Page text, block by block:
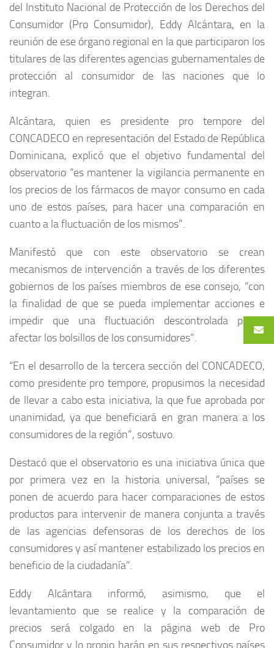
del Instituto Nacional de Protección de los Derechos del
Consumidor (Pro Consumidor), Eddy Alcántara, en la
reunión de ese órgano regional en la que participaron los
titulares de las diferentes agencias gubernamentales de
protección al consumidor de las naciones que lo
integran.
Alcántara, quien es presidente pro tempore del
CONCADECO en representación del Estado de República
Dominicana, explicó que el objetivo fundamental del
observatorio “es mantener la vigilancia permanente en
los precios de los fármacos de mayor consumo en cada
uno de estos países, para hacer una comparación en
cuanto a la fluctuación de los mismos”.
Manifestó que con este observatorio se crean
mecanismos de intervención a través de los diferentes
gobiernos de los países miembros de ese consejo, “con
la finalidad de que se pueda implementar acciones e
impedir que una fluctuación descontrolada pueda
afectar los bolsillos de los consumidores”.
“En el desarrollo de la tercera sección del CONCADECO,
como presidente pro tempore, propusimos la necesidad
de llevar a cabo esta iniciativa, la que fue aprobada por
unanimidad, ya que beneficiará en gran manera a los
consumidores de la región”, sostuvo.
Destacó que el observatorio es una iniciativa única que
por primera vez en la historia universal, “países se
ponen de acuerdo para hacer comparaciones de estos
productos para intervenir de manera conjunta a través
de las agencias defensoras de los derechos de los
consumidores y así mantener estabilizado los precios en
beneficio de la ciudadanía”.
Eddy Alcántara informó, asimismo, que el
levantamiento que se realice y la comparación de
precios será colgado en la página web de Pro
Consumidor y lo propio harán en sus respectivos países